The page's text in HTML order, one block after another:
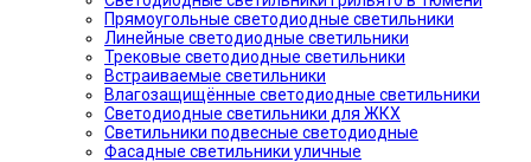
Прямоугольные светодиодные светильники
Линейные светодиодные светильники
Трековые светодиодные светильники
Встраиваемые светильники
Влагозащищённые светодиодные светильники
Светодиодные светильники для ЖКХ
Светильники подвесные светодиодные
Фасадные светильники уличные